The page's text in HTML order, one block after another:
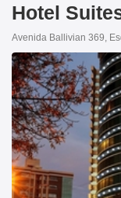
Hotel
Avenida Ballivian 369,